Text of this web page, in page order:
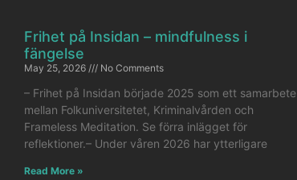
Frihet på Insidan – mindfulness i
fängelse
May 25, 2026 No Comments
– Frihet på Insidan började 2025 som ett samarbete
mellan Folkuniversitetet, Kriminalvården och
Frameless Meditation. Se förra inlägget för
reflektioner.– Under våren 2026 har ytterligare
Read More »